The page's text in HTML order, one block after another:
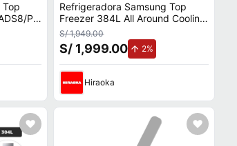
Top
PE
aumento.
Refrigeradora Samsung Top
Freezer 384L All Around Cooling
RT38DG6730B1PE
S/ 1,949.00
S/ 1,999.00 2%
Hiraoka